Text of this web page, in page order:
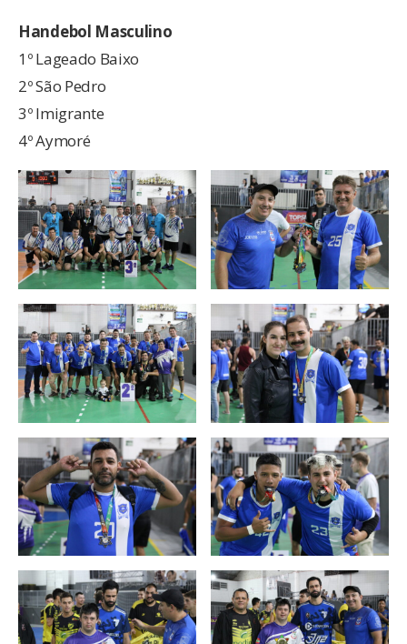
Handebol Masculino
1º Lageado Baixo
2º São Pedro
3º Imigrante
4º Aymoré